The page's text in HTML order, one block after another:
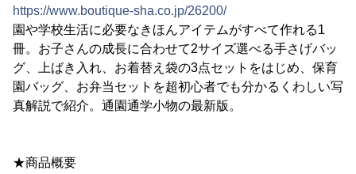
https://www.boutique-sha.co.jp/26200/
園や学校生活に必要なきほんアイテムがすべて作れる1
冊。お子さんの成長に合わせて2サイズ選べる手さげバッ
グ、上ばき入れ、お着替え袋の3点セットをはじめ、保育
園バッグ、お弁当セットを超初心者でも分かるくわしい写
真解説で紹介。通園通学小物の最新版。
★商品概要